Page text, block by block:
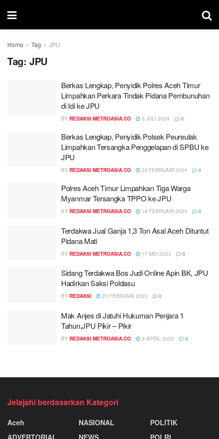
Home Tag JPU
Tag: JPU
Berkas Lengkap, Penyidik Polres Aceh Timur
Limpahkan Perkara Tindak Pidana Pembunuhan
di Idi ke JPU
BY REDAKSI METROASIA.CO 5 JULI 2024 0
Berkas Lengkap, Penyidik Polsek Peureulak
Limpahkan Tersangka Penggelapan di SPBU ke
JPU
BY REDAKSI METROASIA.CO 23 FEBRUARI 2024 0
Polres Aceh Timur Limpahkan Tiga Warga
Myanmar Tersangka TPPO ke JPU
BY REDAKSI METROASIA.CO 16 FEBRUARI 2024 0
Terdakwa Jual Ganja 1,3 Ton Asal Aceh Dituntut
Pidana Mati
BY REDAKSI METROASIA.CO 17 MEI 2023 0
Sidang Terdakwa Bos Judi Online Apin BK, JPU
Hadirkan Saksi Poldasu
BY REDAKSI 23 FEBRUARI 2023 0
Mak Anjes di Jatuhi Hukuman Penjara 1
Tahun,JPU Pikir – Pikir
BY REDAKSI METROASIA.CO 9 APRIL 2022 0
Jelajahi berdasarkan Kategori
Aceh
ADVERTORIAL
NASIONAL
NEWS
POLITIK
POLRI